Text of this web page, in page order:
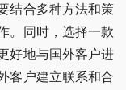
结合多种方法和策
。同时，选择一款
好地与国外客户进
客户建立联系和合